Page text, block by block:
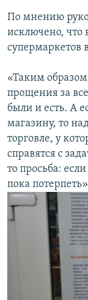
По мнению
исключено, что
супермаркетов
«Таким
прощения за
были и есть. А
магазину, то
торговле, у
справятся с
то просьба:
пока